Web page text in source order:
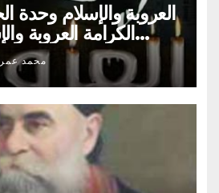
العروبة والإسلام وحدة
الكرامة
محمد عمر